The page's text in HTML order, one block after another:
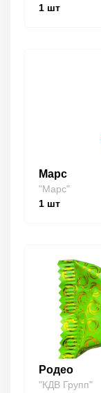
1 шт
Марс
"Марс"
1 шт
Родео
"КДВ Групп"